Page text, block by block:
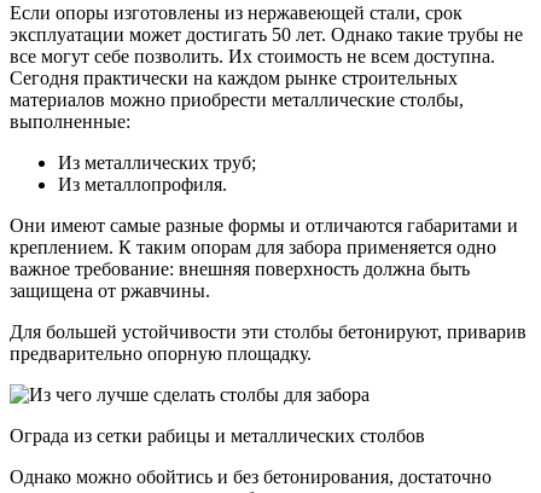
Если опоры изготовлены из нержавеющей стали, срок
эксплуатации может достигать 50 лет. Однако такие трубы не
все могут себе позволить. Их стоимость не всем доступна.
Сегодня практически на каждом рынке строительных
материалов можно приобрести металлические столбы,
выполненные:
Из металлических труб;
Из металлопрофиля.
Они имеют самые разные формы и отличаются габаритами и
креплением. К таким опорам для забора применяется одно
важное требование: внешняя поверхность должна быть
защищена от ржавчины.
Для большей устойчивости эти столбы бетонируют, приварив
предварительно опорную площадку.
Ограда из сетки рабицы и металлических столбов
Однако можно обойтись и без бетонирования, достаточно